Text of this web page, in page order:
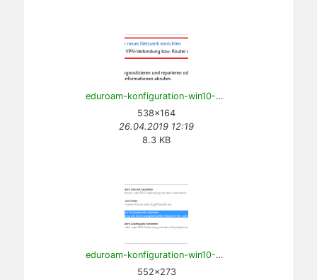
eduroam-konfiguration-win10-2.png
538×164
26.04.2019 12:19
8.3 KB
eduroam-konfiguration-win10-3.png
552×273